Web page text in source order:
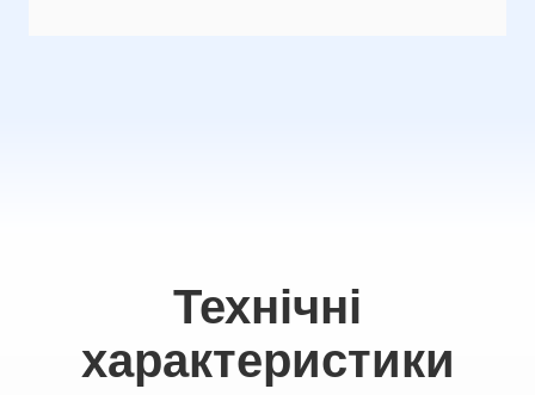
Технічні
характеристики